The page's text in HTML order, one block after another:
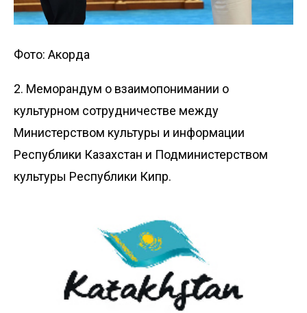
Фото: Акорда
2. Меморандум о взаимопонимании о
культурном сотрудничестве между
Министерством культуры и информации
Республики Казахстан и Подминистерством
культуры Республики Кипр.